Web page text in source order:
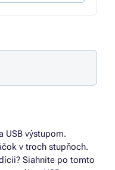
USB výstupom.
v troch stupňoch.
Siahnite po tomto